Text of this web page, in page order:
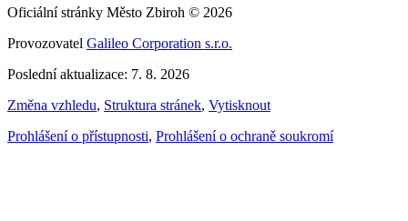
Oficiální stránky Město Zbiroh © 2026
Provozovatel Galileo Corporation s.r.o.
Poslední aktualizace: 7. 8. 2026
Změna vzhledu, Struktura stránek, Vytisknout
Prohlášení o přístupnosti, Prohlášení o ochraně soukromí